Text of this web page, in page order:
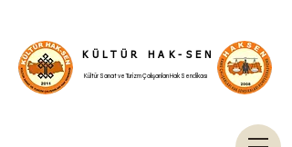
Kültür Sanat ve Turizm Çalışanları Hak Sendikası
KÜLTÜR HAK-SEN